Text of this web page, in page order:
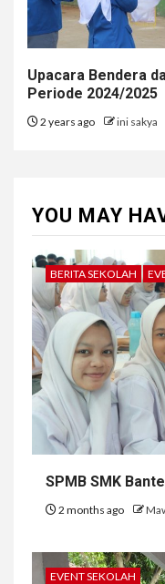
Upacara Bendera
Periode 2024/2025
2 years ago ini sakya
YOU MAY
BERITA SEKOLAH
SPMB SMK
2 months ago
EVENT SEKOLAH